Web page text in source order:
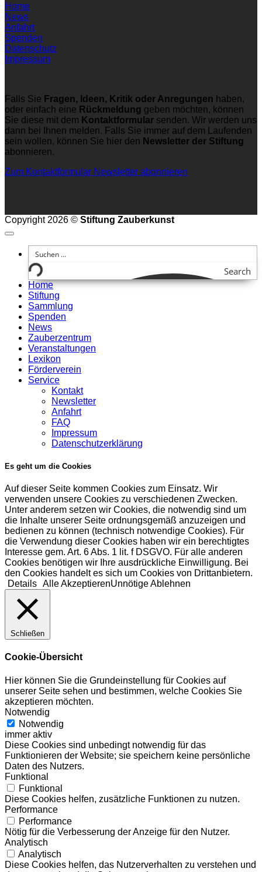
Home
News
Anfahrt
Spenden
Datenschutz
Impressum
Falls Sie Fragen, Ideen, Kritik oder Anregungen haben,
oder einfach eine Rückmeldung geben möchten, können
Sie diese mit dem Kontaktformular senden. Wir werden uns
dann bei Ihnen melden. Falls Sie immer auf dem Laufenden
sein wollen, können Sie hier den Newsletter der Stiftung
abonnieren.
Zum Kontaktformular Newsletter abonnieren
Copyright 2026 © Stiftung Zauberkunst
Search
Home
Stiftung
Sammlung
Spenden
News
Zauberzentrum
Veranstaltungen
Lexikon
Förderverein
Service
Kontakt
Newsletter
Anfahrt
FAQ
Impressum
Datenschutzerklärung
Es geht um die Cookies
Auf dieser Seite kommen Cookies zum Einsatz. Wir
verwenden unsere Cookies zu verschiedenen Zwecken.
Unter anderem setzen wir Cookies, die notwendig sind um
die Inhalte unserer Seite ordnungsgemäß anzuzeigen und
bedienen zu können (technisch notwendige Cookies). Für
die Verwendung dieser Cookies haben wir ein berechtigtes
Interesse gem. Art. 6 Abs. 1 lit. f DSGVO. Für alle anderen
Cookies benötigen wir Ihre ausdrückliche Einwilligung. Bei
den Cookies handelt es sich um Cookies von Drittanbietern.
Details Alle AkzeptierenUnnötige Ablehnen
Schließen
Cookie-Übersicht
Hier können Sie die Grundeinstellung für Cookies auf
unserer Seite sehen und bestimmen, welche Cookies Sie
akzeptieren möchten.
Notwendig
Notwendig
immer aktiv
Diese Cookies sind unbedingt notwendig für das
Funktionieren der Website; sie speichern keine persönliche
Daten des Nutzers.
Funktional
Funktional
Diese Cookies helfen, zusätzliche Funktionen zu nutzen.
Performance
Performance
Nötig für die Verbesserung der Anzeige für den Nutzer.
Analytisch
Analytisch
Diese Cookies helfen, das Nutzerverhalten zu verstehen und